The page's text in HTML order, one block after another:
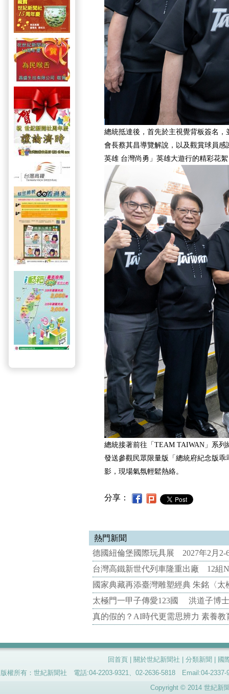
總統抵達後，首先於主視覺背板簽名
會長蔡其昌導覽解說，以及觀賞球員
英雄 台灣尚勇」英雄大遊行的精彩花
總統接著前往「TEAM TAIWAN」系
發送參觀民眾限量版「總統府紀念版
影，現場氣氛輕鬆熱絡。
分享：
熱門新聞
德國紐倫堡國際玩具展 2027年2月2-
台灣高鐵新世代列車隆重出廠 12組
國家典藏再添臺灣雕塑經典 朱銘〈
太極門一甲子傳愛123國 洪道子博
真的假的？AI時代更需思辨力 素養
回首頁 關於世紀新聞社 分類新聞
國
版權所有：世紀新聞社 電話:04-2203-9321、02-2636-5818 Email:04-
Copyright © 2014 世紀新